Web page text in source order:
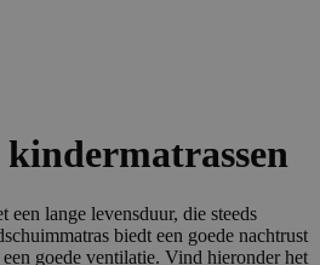
een lange levensduur, die steeds
biedt een goede nachtrust
goede ventilatie. Vind hieronder het